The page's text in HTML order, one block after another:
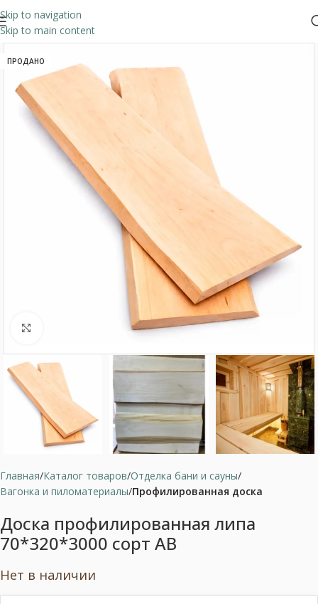
Skip to navigation
Skip to main content
ПРОДАНО
Нажмите, чтобы увеличить
Главная Каталог товаров Отделка бани и сауны
Вагонка и пиломатериалы Профилированная доска
Доска профилированная липа
70*320*3000 сорт АВ
Нет в наличии